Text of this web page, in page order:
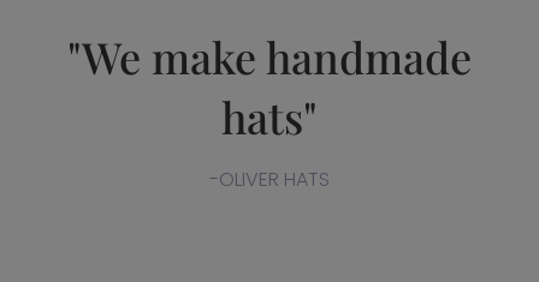
"We make handmade
hats"
-OLIVER HATS